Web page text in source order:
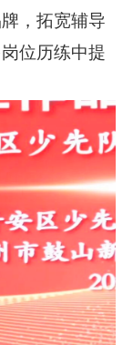
，拓宽辅导
位历练中提